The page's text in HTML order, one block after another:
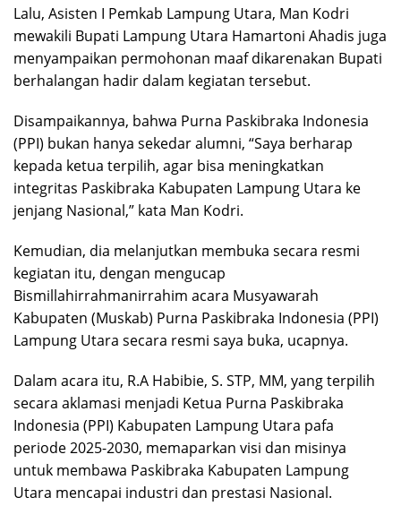
Lalu, Asisten I Pemkab Lampung Utara, Man Kodri
mewakili Bupati Lampung Utara Hamartoni Ahadis juga
menyampaikan permohonan maaf dikarenakan Bupati
berhalangan hadir dalam kegiatan tersebut.
Disampaikannya, bahwa Purna Paskibraka Indonesia
(PPI) bukan hanya sekedar alumni, “Saya berharap
kepada ketua terpilih, agar bisa meningkatkan
integritas Paskibraka Kabupaten Lampung Utara ke
jenjang Nasional,” kata Man Kodri.
Kemudian, dia melanjutkan membuka secara resmi
kegiatan itu, dengan mengucap
Bismillahirrahmanirrahim acara Musyawarah
Kabupaten (Muskab) Purna Paskibraka Indonesia (PPI)
Lampung Utara secara resmi saya buka, ucapnya.
Dalam acara itu, R.A Habibie, S. STP, MM, yang terpilih
secara aklamasi menjadi Ketua Purna Paskibraka
Indonesia (PPI) Kabupaten Lampung Utara pafa
periode 2025-2030, memaparkan visi dan misinya
untuk membawa Paskibraka Kabupaten Lampung
Utara mencapai industri dan prestasi Nasional.